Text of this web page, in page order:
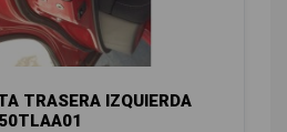
TRASERA IZQUIERDA